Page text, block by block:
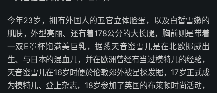
今年23岁，拥有外国人的五官立体脸蛋，以及白皙雪嫩的
肌肤，外型亮丽、还有着178公分的大长腿，胸前则是带着
一双E罩杯饱满美巨乳，据悉天音蜜雪儿是在北欧挪威出
生、与日本的混血儿，并在欧洲曾经有当过模特儿的经验，
天音蜜雪儿在16岁时便於伦敦郊外被星探发掘，17岁正式成
为模特儿、登上杂志，18岁参加了英国的布莱顿时尚活动，